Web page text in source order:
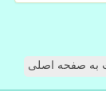
به صفحه اصلی